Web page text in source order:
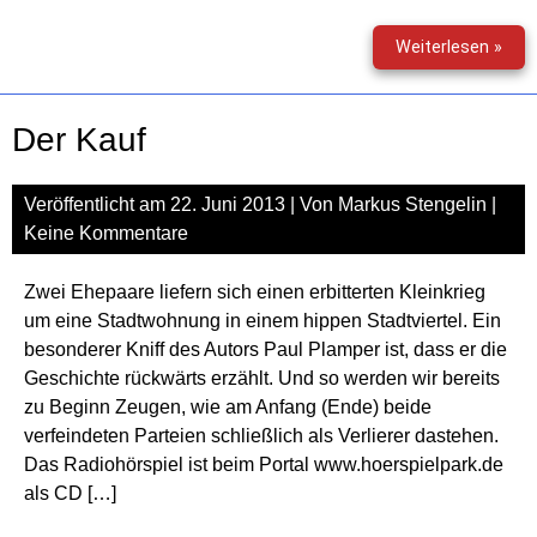
Weiterlesen »
Der Kauf
Veröffentlicht am 22. Juni 2013 | Von Markus Stengelin
Keine Kommentare
Zwei Ehepaare liefern sich einen erbitterten Kleinkrieg
um eine Stadtwohnung in einem hippen Stadtviertel. Ein
besonderer Kniff des Autors Paul Plamper ist, dass er die
Geschichte rückwärts erzählt. Und so werden wir bereits
zu Beginn Zeugen, wie am Anfang (Ende) beide
verfeindeten Parteien schließlich als Verlierer dastehen.
Das Radiohörspiel ist beim Portal www.hoerspielpark.de
als CD […]